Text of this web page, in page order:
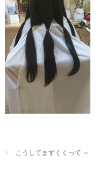
↑ こうしてまずくくって ～